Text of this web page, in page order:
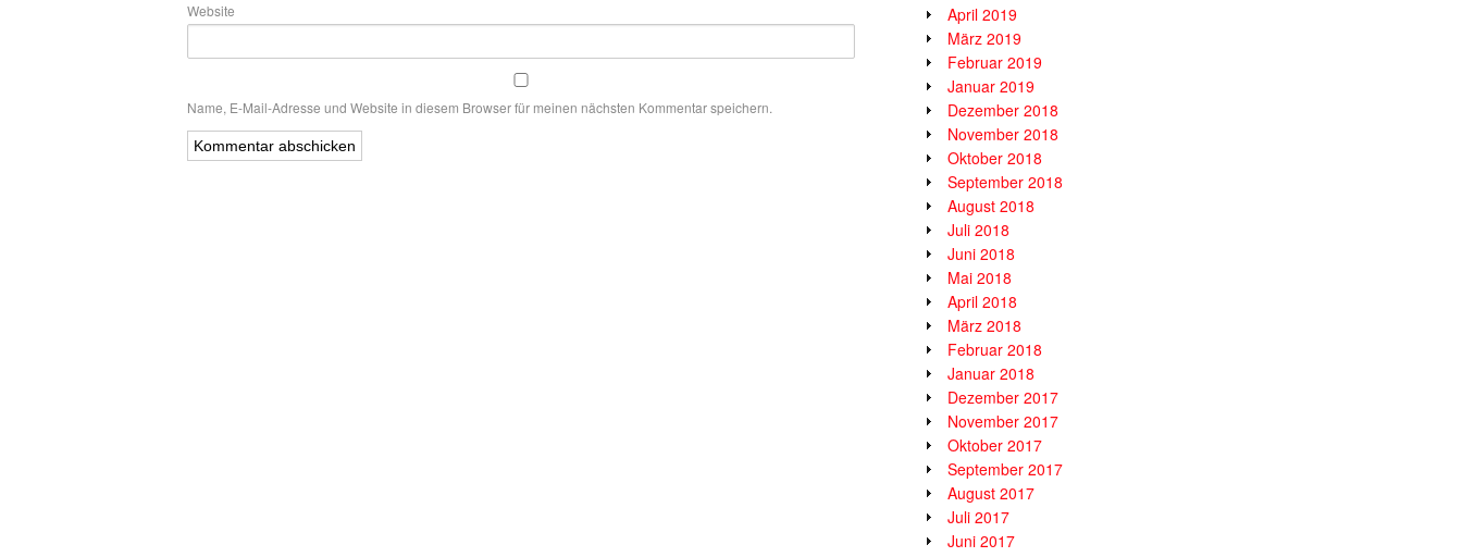
Website
Name, E-Mail-Adresse und Website in diesem Browser für meinen nächsten Kommentar speichern.
April 2019
März 2019
Februar 2019
Januar 2019
Dezember 2018
November 2018
Oktober 2018
September 2018
August 2018
Juli 2018
Juni 2018
Mai 2018
April 2018
März 2018
Februar 2018
Januar 2018
Dezember 2017
November 2017
Oktober 2017
September 2017
August 2017
Juli 2017
Juni 2017